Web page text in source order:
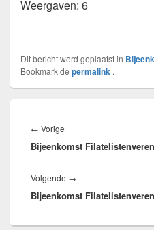
Weergaven: 6
Dit bericht werd geplaatst in
Bookmark de permalink .
navigatie
← Vorige
bericht:
Bijeenkomst
Volgende →
bericht:
Bijeenkomst